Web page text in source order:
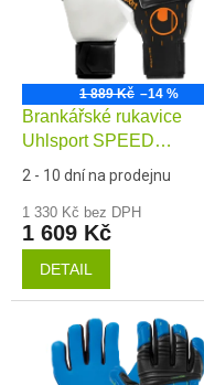
1 889 Kč –14 %
Brankářské rukavice
Uhlsport SPEED
CONTACT Absolutgrip
2 - 10 dní na prodejnu
1 330 Kč bez DPH
1 609 Kč
DETAIL